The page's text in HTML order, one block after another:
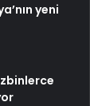
yeni